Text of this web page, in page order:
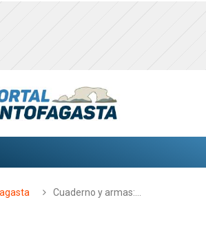
Cuaderno y armas:…